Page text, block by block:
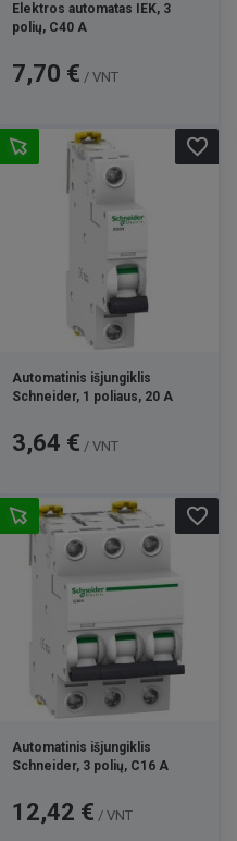
Elektros automatas IEK, 3
polių, C40 A
Kaina
7,70 € / VNT
Automatinis išjungiklis
Schneider, 1 poliaus, 20 A
Kaina
3,64 € / VNT
favorite_border
Automatinis išjungiklis
Schneider, 3 polių, C16 A
Kaina
12,42 € / VNT
favorite_border